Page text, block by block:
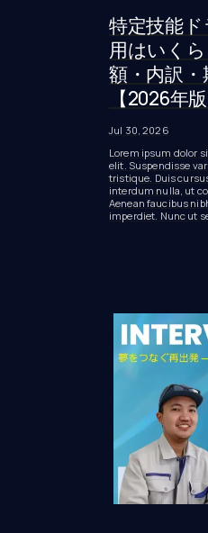
特定技能
用はいく
額・内訳
【2026年版
Jul 30, 2026
Lorem ipsum dolor
elit. Suspendisse
tristique. Duis
interdum nulla, ut
Aenean faucibus
imperdiet. Nunc ut